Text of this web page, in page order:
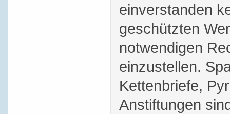
einverstanden
geschützten
notwendigen
einzustellen.
Kettenbriefe,
Anstiftungen